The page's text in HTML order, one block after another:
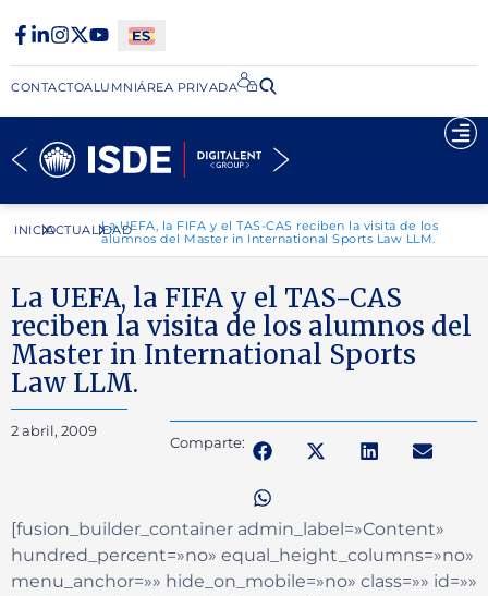
CONTACTOALUMNIÁREA PRIVADA​
INICIOACTUALIDADLa UEFA, la FIFA y el TAS-CAS reciben la visita de los
alumnos del Master in International Sports Law LLM.
La UEFA, la FIFA y el TAS-CAS
reciben la visita de los alumnos del
Master in International Sports
Law LLM.
2 abril, 2009
Comparte:
[fusion_builder_container admin_label=»Content»
hundred_percent=»no» equal_height_columns=»no»
menu_anchor=»» hide_on_mobile=»no» class=»» id=»»